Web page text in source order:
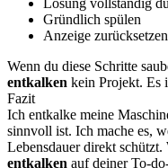
Lösung vollständig
Gründlich spülen
Anzeige zurücksetzen
Wenn du diese Schritte
entkalken kein Projekt. Es
Fazit
Ich entkalke meine
sinnvoll ist. Ich mache es,
Lebensdauer direkt schützt.
entkalken auf deiner To-